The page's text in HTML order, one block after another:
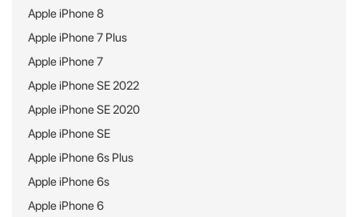
Apple iPhone 8
Apple iPhone 7 Plus
Apple iPhone 7
Apple iPhone SE 2022
Apple iPhone SE 2020
Apple iPhone SE
Apple iPhone 6s Plus
Apple iPhone 6s
Apple iPhone 6